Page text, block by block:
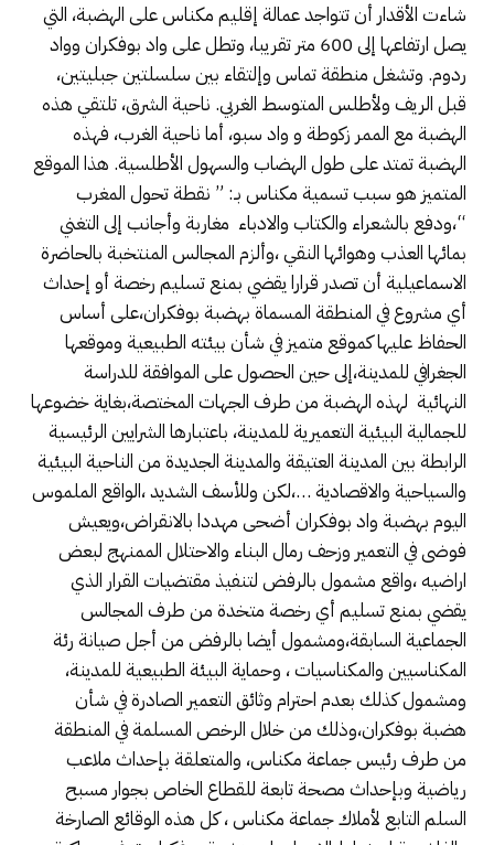
شاءت الأقدار أن تتواجد عمالة إقليم مكناس على الهضبة، التي
يصل ارتفاعها إلى 600 متر تقريبا، وتطل على واد بوفكران وواد
ردوم. وتشغل منطقة تماس وإلتقاء بين سلسلتين جبليتين،
قبل الريف ولأطلس المتوسط الغربي. ناحية الشرق، تلتقي هذه
الهضبة مع الممر زكوطة و واد سبو، أما ناحية الغرب، فهذه
الهضبة تمتد على طول الهضاب والسهول الأطلسية. هذا الموقع
المتميز هو سبب تسمية مكناس بـ: ” نقطة تحول المغرب
“،ودفع بالشعراء والكتاب والادباء مغاربة وأجانب إلى التغني
بمائها العذب وهوائها النقي ،وألزم المجالس المنتخبة بالحاضرة
الاسماعيلية أن تصدر قرارا يقضي بمنع تسليم رخصة أو إحداث
أي مشروع في المنطقة المسماة بهضبة بوفكران،على أساس
الحفاظ عليها كموقع متميز في شأن بيئته الطبيعية وموقعها
الجغرافي للمدينة،إلى حين الحصول على الموافقة للدراسة
النهائية لهذه الهضبة من طرف الجهات المختصة،بغاية خضوعها
للجمالية البيئية التعميرية للمدينة، باعتبارها الشرايين الرئيسية
الرابطة بين المدينة العتيقة والمدينة الجديدة من الناحية البيئية
والسياحية والاقصادية …،لكن وللأسف الشديد ،الواقع الملموس
اليوم بهضبة واد بوفكران أضحى مهددا بالانقراض،ويعيش
فوضى في التعمير وزحف رمال البناء والاحتلال الممنهج لبعض
اراضيه ،واقع مشمول بالرفض لتنفيذ مقتضيات القرار الذي
يقضي بمنع تسليم أي رخصة متخدة من طرف المجالس
الجماعية السابقة،ومشمول أيضا بالرفض من أجل صيانة رئة
المكناسيين والمكناسيات ، وحماية البيئة الطبيعية للمدينة،
ومشمول كذلك بعدم احترام وثائق التعمير الصادرة في شأن
هضبة بوفكران،وذلك من خلال الرخص المسلمة في المنطقة
من طرف رئيس جماعة مكناس، والمتعلقة بإحداث ملاعب
رياضية وبإحداث مصحة تابعة للقطاع الخاص بجوار مسبح
السلم التابع لأملاك جماعة مكناس ، كل هذه الوقائع الصارخة